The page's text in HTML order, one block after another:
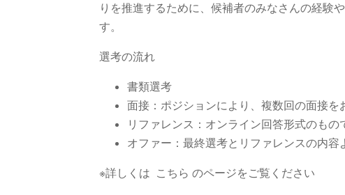
りを推進するために、候補者のみなさんの経験
す。
選考の流れ
書類選考
面接：ポジションにより、複数回の面接を
リファレンス：オンライン回答形式のも
オファー：最終選考とリファレンスの内容
※詳しくは こちら のページをご覧ください